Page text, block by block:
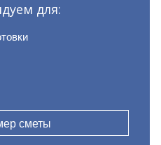
для:
сметы